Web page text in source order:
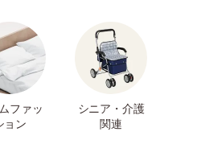
ファッ
ョン
シニア・介護
関連